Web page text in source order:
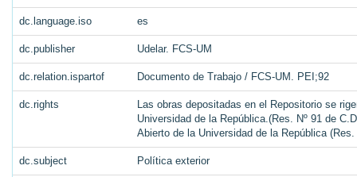
dc.language.iso es
dc.publisher Udelar. FCS-UM
dc.relation.ispartof Documento de Trabajo / FCS-UM. PEI;92
dc.rights
Las obras depositadas en el Repositorio se
Universidad de la República.(Res. Nº 91 de
Abierto de la Universidad de la República
dc.subject Política exterior